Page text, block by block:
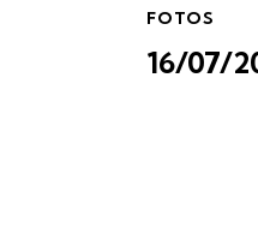
FOTOS
16/07/